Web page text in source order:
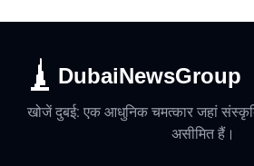
DubaiNewsGroup
खोजें दुबई: एक आधुनिक चमत्कार जहां
असीमित हैं।